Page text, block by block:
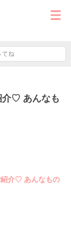
介♡ あんなも
紹介♡ あんなもの